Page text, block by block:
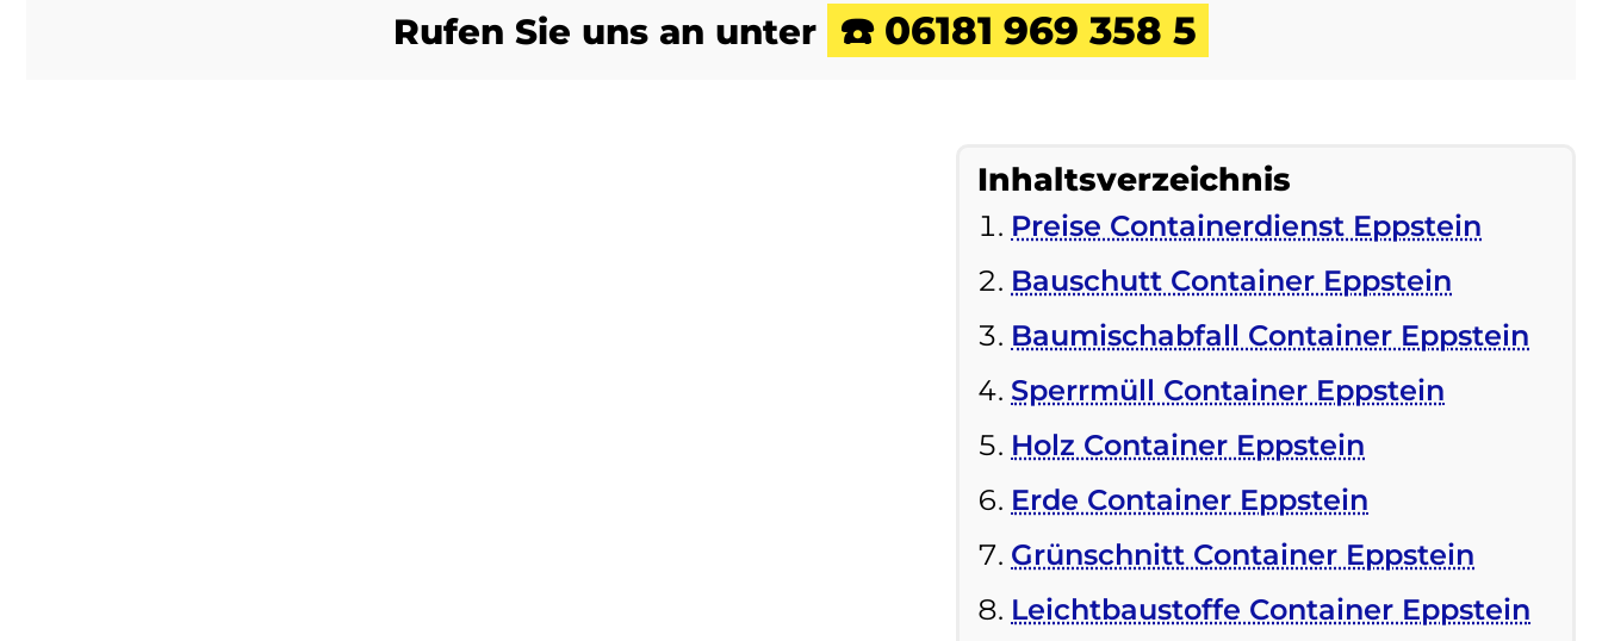
Rufen Sie uns an unter ☎️ 06181 969 358 5
Inhaltsverzeichnis
Preise Containerdienst Eppstein
Bauschutt Container Eppstein
Baumischabfall Container Eppstein
Sperrmüll Container Eppstein
Holz Container Eppstein
Erde Container Eppstein
Grünschnitt Container Eppstein
Leichtbaustoffe Container Eppstein